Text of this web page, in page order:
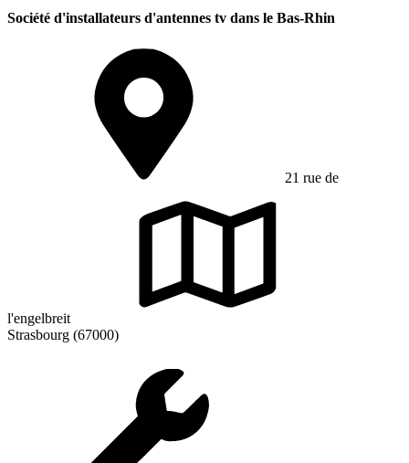
Société d'installateurs d'antennes tv dans le Bas-Rhin
21 rue de
l'engelbreit
Strasbourg (67000)